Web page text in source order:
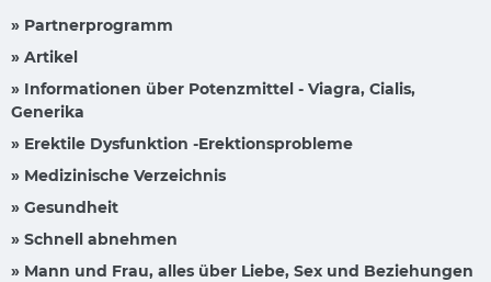
» Partnerprogramm
» Artikel
» Informationen über Potenzmittel - Viagra, Cialis,
Generika
» Erektile Dysfunktion -Erektionsprobleme
» Medizinische Verzeichnis
» Gesundheit
» Schnell abnehmen
» Mann und Frau, alles über Liebe, Sex und Beziehungen